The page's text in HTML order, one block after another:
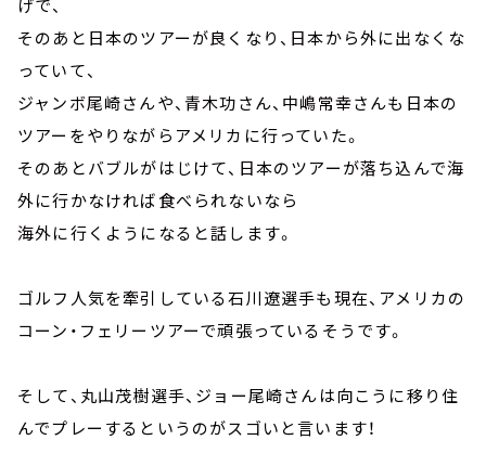
げで、
そのあと日本のツアーが良くなり、日本から外に出なくな
っていて、
ジャンボ尾崎さんや、青木功さん、中嶋常幸さんも日本の
ツアーをやりながらアメリカに行っていた。
そのあとバブルがはじけて、日本のツアーが落ち込んで海
外に行かなければ食べられないなら
海外に行くようになると話します。
ゴルフ人気を牽引している石川遼選手も現在、アメリカの
コーン・フェリーツアーで頑張っているそうです。
そして、丸山茂樹選手、ジョー尾崎さんは向こうに移り住
んでプレーするというのがスゴいと言います！